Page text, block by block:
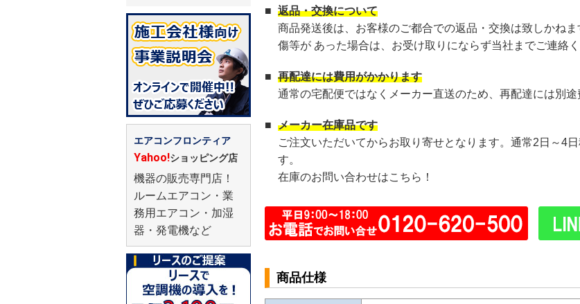
エアコンフロンティア
Yahoo!ショッピング店
機器の販売専門店！
ルームエアコン・業
務用エアコン・加湿
器・発電機など
■ 返品・交換について
商品発送後は、お客様のご都合での返品・交換は致しかね
傷等が あった場合は、お受け取りにならず当社までご連絡く
■ 再配達には費用がかかります
通常の宅配便ではなくメーカー直送のため、再配達には別
■ メーカー在庫品です
ご注文いただいてからお取り寄せとなります。通常2日～4
す。
在庫のお問い合わせはこちら！
商品仕様